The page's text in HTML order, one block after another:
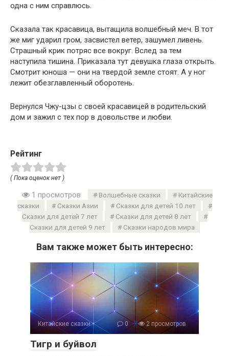
одна с ним справлюсь.
Сказала так красавица, вытащила волшебный меч. В тот
же миг ударил гром, засвистел ветер, зашумел ливень.
Страшный крик потряс все вокруг. Вслед за тем
наступила тишина. Приказала тут девушка глаза открыть.
Смотрит юноша — они на твердой земле стоят. А у ног
лежит обезглавленный оборотень.
Вернулся Чжу-цзы с своей красавицей в родительский
дом и зажил с тех пор в довольстве и любви.
Рейтинг
( Пока оценок нет )
1 просмотров Волшебные сказки
Китайские
сказки
Сказки Азии
Сказки для детей 10 лет
Сказки для детей 7 лет
Сказки для детей 8 лет
Сказки для детей 9 лет
Сказки народов мира
Вам также может быть интересно:
Китайские сказки 0 2 просмотров
Тигр и буйвол